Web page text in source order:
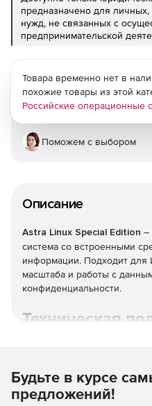
предназначено для
нужд, не связанных с
предпринимательской
Описание
Astra Linux Special Edition –
система со встроенными
информации. Подходит для
масштаба и работы с
конфиденциальности.
Техническая
Товара временно нет в
похожие товары из этой
Российские операционные
Поможем с выбором
Будьте в курсе
предложений!